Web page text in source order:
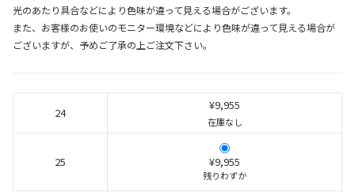
光のあたり具合などにより色味が違って見える場合がございます。
また、お客様のお使いのモニター環境などにより色味が違って見える場合が
ございますが、予めご了承の上ご注文下さい。
24
¥9,955
在庫なし
25 ¥9,955
残りわずか